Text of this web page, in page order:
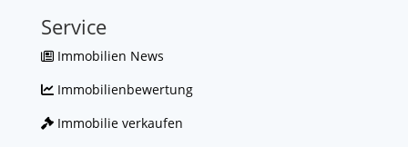
Service
Immobilien News
Immobilienbewertung
Immobilie verkaufen